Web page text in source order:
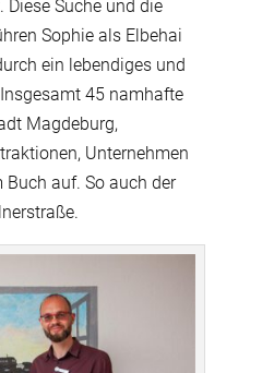
Suche und die
Sophie als Elbehai
ein lebendiges und
45 namhafte
Magdeburg,
Unternehmen
Buch auf. So auch der